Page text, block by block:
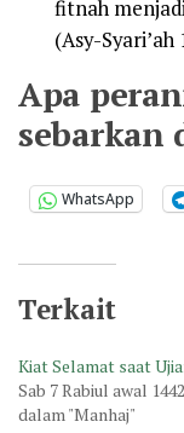
fitnah
(Asy-Syari’ah
Apa
sebarkan
WhatsApp
Terkait
Kiat Selamat saat
Sab 7 Rabiul awal
dalam "Manhaj"